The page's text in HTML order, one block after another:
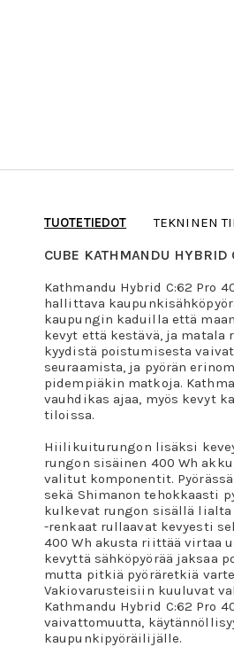
TUOTETIEDOT TEKNINEN
CUBE KATHMANDU HYBRID
Kathmandu Hybrid C:62 Pro
hallittava
kaupungin kaduilla että
kevyt että kestävä, ja matala
kyydistä poistumisesta
seuraamista, ja pyörän
pidempiäkin matkoja.
vauhdikas ajaa, myös kevyt
tiloissa.
Hiilikuiturungon lisäksi
rungon sisäinen 400 Wh
valitut komponentit.
sekä Shimanon tehokkaasti
kulkevat rungon sisällä lialta
-renkaat rullaavat kevyesti
400 Wh akusta riittää virtaa
kevyttä sähköpyörää jaksaa
mutta pitkiä pyöräretkiä
Vakiovarusteisiin kuuluvat
Kathmandu Hybrid C:62 Pro
vaivattomuutta,
kaupunkipyöräilijälle.